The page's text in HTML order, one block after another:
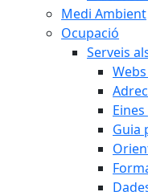
Medi Ambient
Ocupació
Serveis
Guia